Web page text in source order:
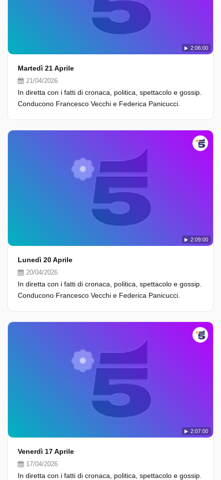
2:06:00
Martedì 21 Aprile
21/04/2026
In diretta con i fatti di cronaca, politica, spettacolo e gossip.
Conducono Francesco Vecchi e Federica Panicucci.
2:09:00
Lunedì 20 Aprile
20/04/2026
In diretta con i fatti di cronaca, politica, spettacolo e gossip.
Conducono Francesco Vecchi e Federica Panicucci.
2:07:00
Venerdì 17 Aprile
17/04/2026
In diretta con i fatti di cronaca, politica, spettacolo e gossip.